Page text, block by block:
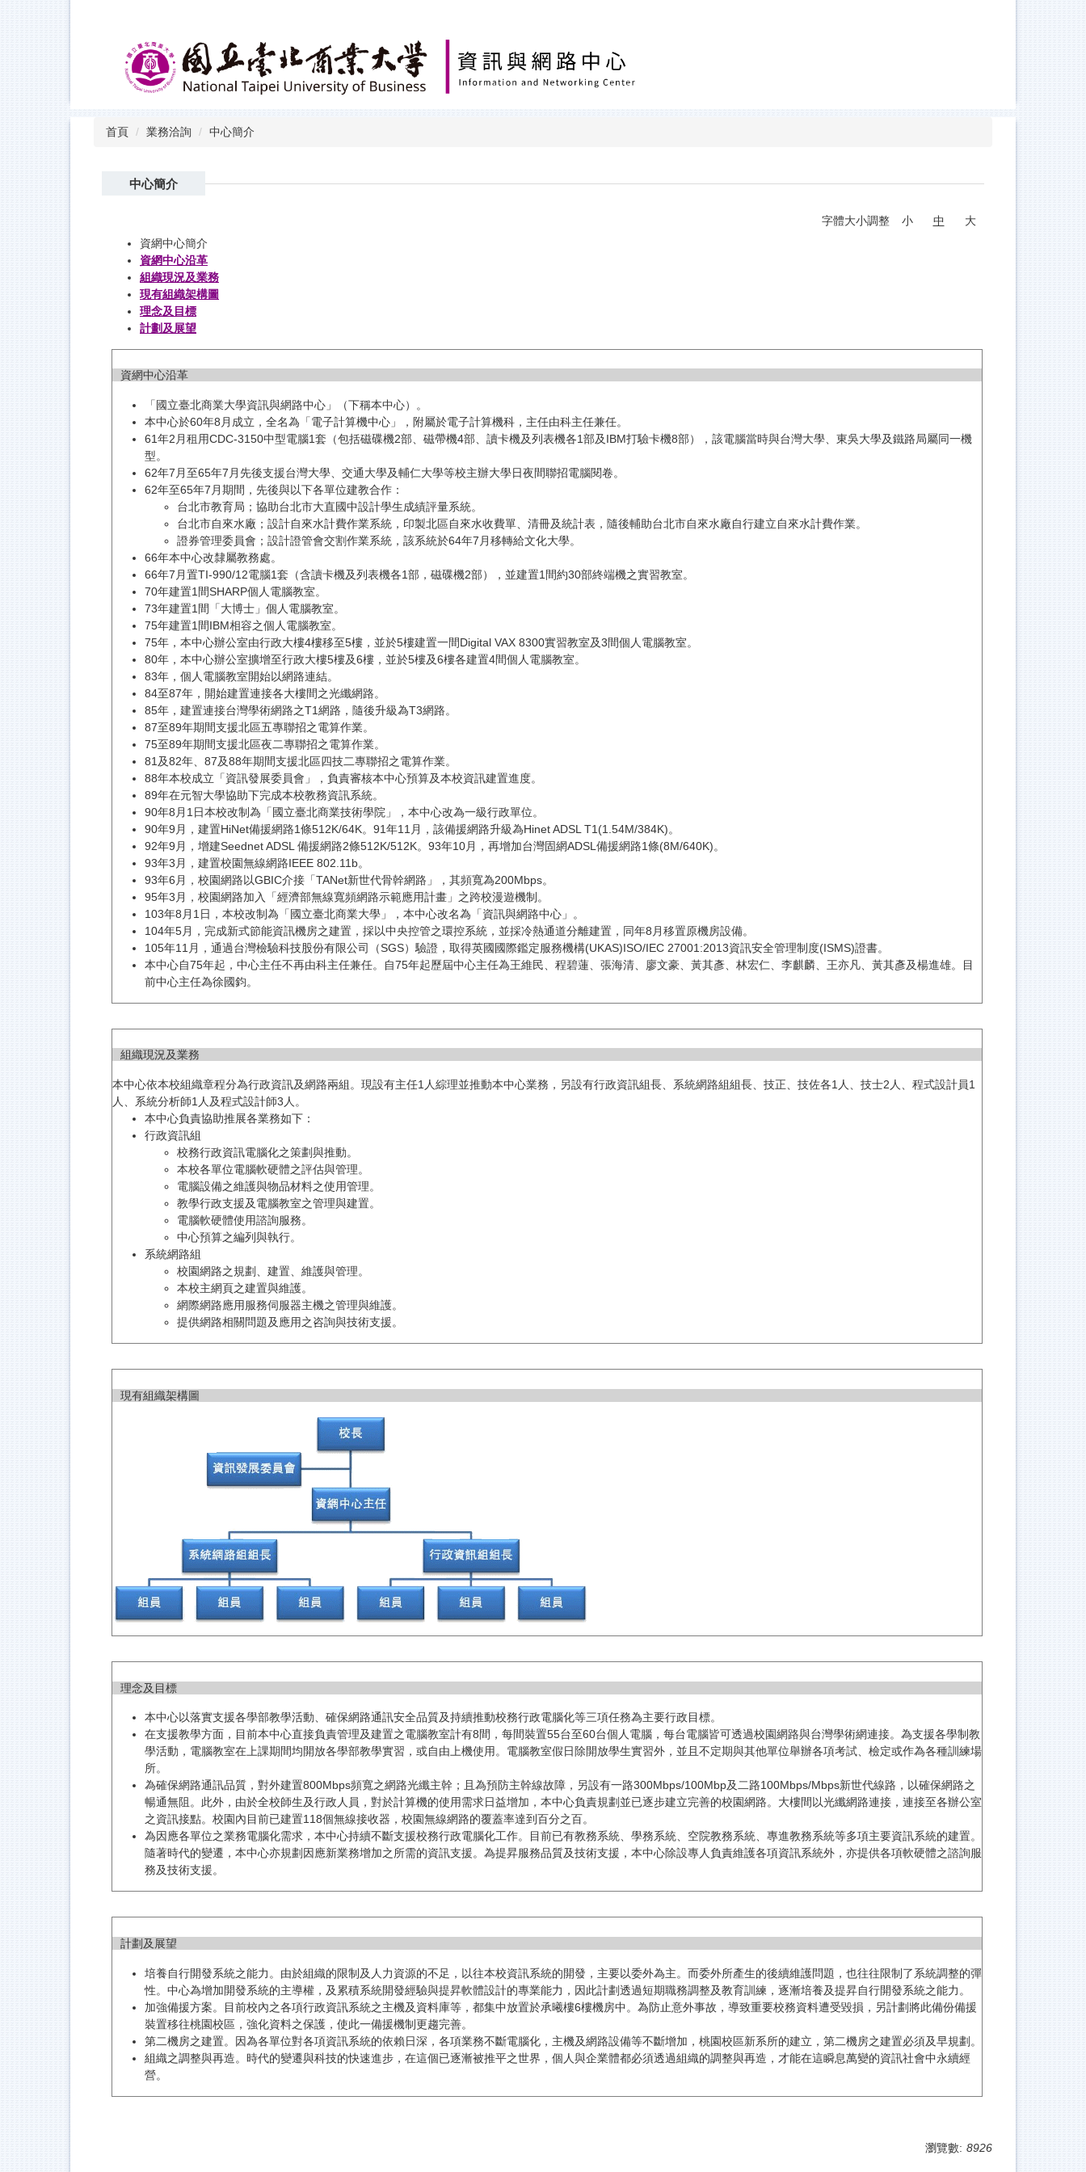
首頁
業務洽詢 中心簡介
中心簡介
字體大小調整 小 中
大
資網中心簡介
資網中心沿革
組織現況及業務
現有組織架構圖
理念及目標
計劃及展望
資網中心沿革
「國立臺北商業大學資訊與網路中心」（下稱本中心）。
本中心於60年8月成立，全名為「電子計算機中心」，附屬於電子計算機科，主任由科主任兼任。
61年2月租用CDC-3150中型電腦1套（包括磁碟機2部、磁帶機4部、讀卡機及列表機各1部及IBM打驗卡機8部），該電腦當時與台灣大學、東吳大學及鐵路局屬同一機
型。
62年7月至65年7月先後支援台灣大學、交通大學及輔仁大學等校主辦大學日夜間聯招電腦閱卷。
62年至65年7月期間，先後與以下各單位建教合作：
台北市教育局；協助台北市大直國中設計學生成績評量系統。
台北市自來水廠；設計自來水計費作業系統，印製北區自來水收費單、清冊及統計表，隨後輔助台北市自來水廠自行建立自來水計費作業。
證券管理委員會；設計證管會交割作業系統，該系統於64年7月移轉給文化大學。
66年本中心改隸屬教務處。
66年7月置TI-990/12電腦1套（含讀卡機及列表機各1部，磁碟機2部），並建置1間約30部終端機之實習教室。
70年建置1間SHARP個人電腦教室。
73年建置1間「大博士」個人電腦教室。
75年建置1間IBM相容之個人電腦教室。
75年，本中心辦公室由行政大樓4樓移至5樓，並於5樓建置一間Digital VAX 8300實習教室及3間個人電腦教室。
80年，本中心辦公室擴增至行政大樓5樓及6樓，並於5樓及6樓各建置4間個人電腦教室。
83年，個人電腦教室開始以網路連結。
84至87年，開始建置連接各大樓間之光纖網路。
85年，建置連接台灣學術網路之T1網路，隨後升級為T3網路。
87至89年期間支援北區五專聯招之電算作業。
75至89年期間支援北區夜二專聯招之電算作業。
81及82年、87及88年期間支援北區四技二專聯招之電算作業。
88年本校成立「資訊發展委員會」，負責審核本中心預算及本校資訊建置進度。
89年在元智大學協助下完成本校教務資訊系統。
90年8月1日本校改制為「國立臺北商業技術學院」，本中心改為一級行政單位。
90年9月，建置HiNet備援網路1條512K/64K。91年11月，該備援網路升級為Hinet ADSL T1(1.54M/384K)。
92年9月，增建Seednet ADSL 備援網路2條512K/512K。93年10月，再增加台灣固網ADSL備援網路1條(8M/640K)。
93年3月，建置校園無線網路IEEE 802.11b。
93年6月，校園網路以GBIC介接「TANet新世代骨幹網路」，其頻寬為200Mbps。
95年3月，校園網路加入「經濟部無線寬頻網路示範應用計畫」之跨校漫遊機制。
103年8月1日，本校改制為「國立臺北商業大學」，本中心改名為「資訊與網路中心」。
104年5月，完成新式節能資訊機房之建置，採以中央控管之環控系統，並採冷熱通道分離建置，同年8月移置原機房設備。
105年11月，通過台灣檢驗科技股份有限公司（SGS）驗證，取得英國國際鑑定服務機構(UKAS)ISO/IEC 27001:2013資訊安全管理制度(ISMS)證書。
本中心自75年起，中心主任不再由科主任兼任。自75年起歷屆中心主任為王維民、程碧蓮、張海清、廖文豪、黃其彥、林宏仁、李麒麟、王亦凡、黃其彥及楊進雄。目
前中心主任為徐國鈞。
組織現況及業務
本中心依本校組織章程分為行政資訊及網路兩組。現設有主任1人綜理並推動本中心業務，另設有行政資訊組長、系統網路組組長、技正、技佐各1人、技士2人、程式設計員1
人、系統分析師1人及程式設計師3人。
本中心負責協助推展各業務如下：
行政資訊組
校務行政資訊電腦化之策劃與推動。
本校各單位電腦軟硬體之評估與管理。
電腦設備之維護與物品材料之使用管理。
教學行政支援及電腦教室之管理與建置。
電腦軟硬體使用諮詢服務。
中心預算之編列與執行。
系統網路組
校園網路之規劃、建置、維護與管理。
本校主網頁之建置與維護。
網際網路應用服務伺服器主機之管理與維護。
提供網路相關問題及應用之咨詢與技術支援。
現有組織架構圖
理念及目標
本中心以落實支援各學部教學活動、確保網路通訊安全品質及持續推動校務行政電腦化等三項任務為主要行政目標。
在支援教學方面，目前本中心直接負責管理及建置之電腦教室計有8間，每間裝置55台至60台個人電腦，每台電腦皆可透過校園網路與台灣學術網連接。為支援各學制教
學活動，電腦教室在上課期間均開放各學部教學實習，或自由上機使用。電腦教室假日除開放學生實習外，並且不定期與其他單位舉辦各項考試、檢定或作為各種訓練場
所。
為確保網路通訊品質，對外建置800Mbps頻寬之網路光纖主幹；且為預防主幹線故障，另設有一路300Mbps/100Mbp及二路100Mbps/Mbps新世代線路，以確保網路之
暢通無阻。此外，由於全校師生及行政人員，對於計算機的使用需求日益增加，本中心負責規劃並已逐步建立完善的校園網路。大樓間以光纖網路連接，連接至各辦公室
之資訊接點。校園內目前已建置118個無線接收器，校園無線網路的覆蓋率達到百分之百。
為因應各單位之業務電腦化需求，本中心持續不斷支援校務行政電腦化工作。目前已有教務系統、學務系統、空院教務系統、專進教務系統等多項主要資訊系統的建置。
隨著時代的變遷，本中心亦規劃因應新業務增加之所需的資訊支援。為提昇服務品質及技術支援，本中心除設專人負責維護各項資訊系統外，亦提供各項軟硬體之諮詢服
務及技術支援。
計劃及展望
培養自行開發系統之能力。由於組織的限制及人力資源的不足，以往本校資訊系統的開發，主要以委外為主。而委外所產生的後續維護問題，也往往限制了系統調整的彈
性。中心為增加開發系統的主導權，及累積系統開發經驗與提昇軟體設計的專業能力，因此計劃透過短期職務調整及教育訓練，逐漸培養及提昇自行開發系統之能力。
加強備援方案。目前校內之各項行政資訊系統之主機及資料庫等，都集中放置於承曦樓6樓機房中。為防止意外事故，導致重要校務資料遭受毀損，另計劃將此備份備援
裝置移往桃園校區，強化資料之保護，使此一備援機制更趨完善。
第二機房之建置。因為各單位對各項資訊系統的依賴日深，各項業務不斷電腦化，主機及網路設備等不斷增加，桃園校區新系所的建立，第二機房之建置必須及早規劃。
組織之調整與再造。時代的變遷與科技的快速進步，在這個已逐漸被推平之世界，個人與企業體都必須透過組織的調整與再造，才能在這瞬息萬變的資訊社會中永續經
營。
瀏覽數: 8926